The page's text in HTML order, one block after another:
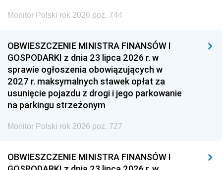
Monitor Polski rok 2026 poz. 744
OBWIESZCZENIE MINISTRA FINANSÓW I
GOSPODARKI z dnia 23 lipca 2026 r. w
sprawie ogłoszenia obowiązujących w
2027 r. maksymalnych stawek opłat za
usunięcie pojazdu z drogi i jego parkowanie
na parkingu strzeżonym
Monitor Polski rok 2026 poz. 727
OBWIESZCZENIE MINISTRA FINANSÓW I